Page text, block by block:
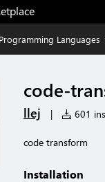
Programming Languages
code-
llej | 601
code transform
Installation